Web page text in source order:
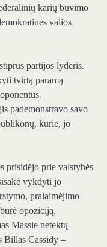
karių buvimo
valios
partijos lyderis.
tvirtą paramą
pademonstravo savo
kurie, jo
​​prisidėjo prie valstybės
vykdyti jo
pralaimėjimo
opoziciją,
Massie netektų
Billas Cassidy –